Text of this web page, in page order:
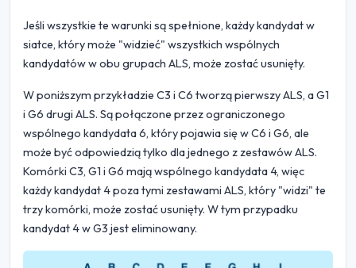
Jeśli wszystkie te warunki są spełnione, każdy kandydat w
siatce, który może "widzieć" wszystkich wspólnych
kandydatów w obu grupach ALS, może zostać usunięty.
W poniższym przykładzie C3 i C6 tworzą pierwszy ALS, a G1
i G6 drugi ALS. Są połączone przez ograniczonego
wspólnego kandydata 6, który pojawia się w C6 i G6, ale
może być odpowiedzią tylko dla jednego z zestawów ALS.
Komórki C3, G1 i G6 mają wspólnego kandydata 4, więc
każdy kandydat 4 poza tymi zestawami ALS, który "widzi" te
trzy komórki, może zostać usunięty. W tym przypadku
kandydat 4 w G3 jest eliminowany.